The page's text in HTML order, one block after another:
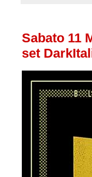
Sabato 11
set